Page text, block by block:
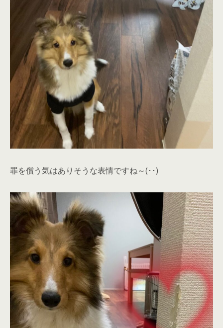
罪を償う気はありそうな表情ですね～(･･)